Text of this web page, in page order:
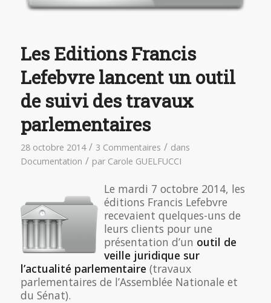
Les Editions Francis
Lefebvre lancent un outil
de suivi des travaux
parlementaires
28 octobre 2014 / 3 Commentaires / dans
Documentation / par Carole GUELFUCCI
Le mardi 7 octobre 2014, les
éditions Francis Lefebvre
recevaient quelques-uns de
leurs clients pour une
présentation d’un outil de
veille juridique sur
l’actualité parlementaire (travaux
parlementaires de l’Assemblée Nationale et
du Sénat).